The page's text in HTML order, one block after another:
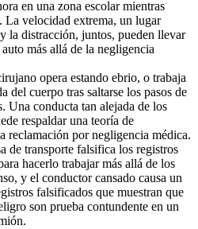
en una zona escolar mientras
La velocidad extrema, un lugar
la distracción, juntos, pueden llevar
más allá de la negligencia
opera estando ebrio, o trabaja
del cuerpo tras saltarse los pasos de
Una conducta tan alejada de los
respaldar una teoría de
reclamación por negligencia médica.
de transporte falsifica los registros
hacerlo trabajar más allá de los
y el conductor cansado causa un
falsificados que muestran que
son prueba contundente en un